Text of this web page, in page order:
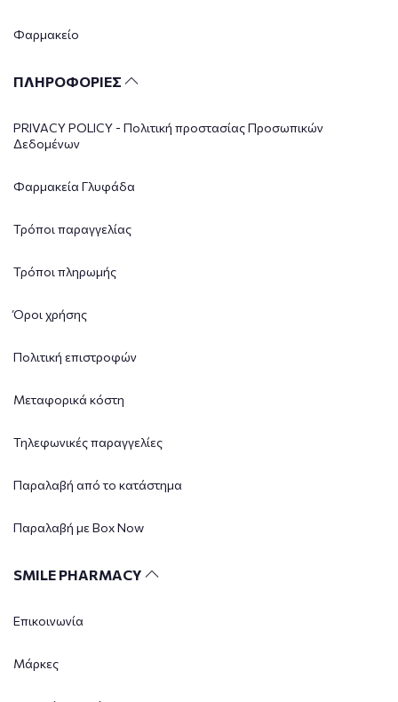
Φαρμακείο
ΠΛΗΡΟΦΟΡΙΕΣ
PRIVACY POLICY - Πολιτική προστασίας Προσωπικών
Δεδομένων
Φαρμακεία Γλυφάδα
Τρόποι παραγγελίας
Τρόποι πληρωμής
Όροι χρήσης
Πολιτική επιστροφών
Μεταφορικά κόστη
Τηλεφωνικές παραγγελίες
Παραλαβή από το κατάστημα
Παραλαβή με Box Now
SMILE PHARMACY
Επικοινωνία
Μάρκες